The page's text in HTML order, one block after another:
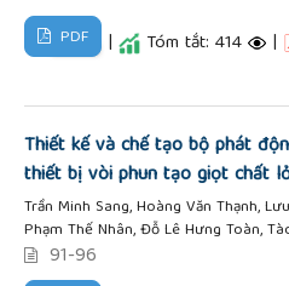
PDF | Tóm tắt: 414 |
Thiết kế và chế tạo bộ phát
thiết bị vòi phun tạo giọt chất
Trần Minh Sang, Hoàng Văn Thạnh,
Phạm Thế Nhân, Đỗ Lê Hưng Toàn,
91-96